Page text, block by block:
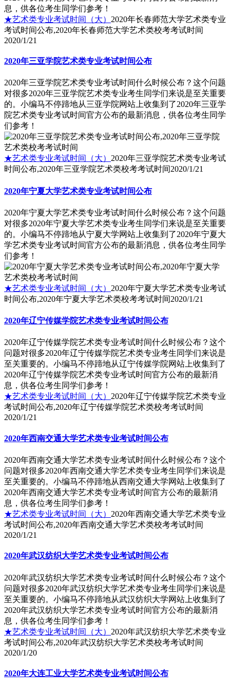
息，供各位考生同学们参考！
★艺术类专业考试时间（大） 2020年长春师范大学艺术类专业
考试时间公布,2020年长春师范大学艺术类校考考试时间
2020/1/21
2020年三亚学院艺术类专业考试时间公布
2020年三亚学院艺术类专业考试时间什么时候公布？这个问题
对很多2020年三亚学院艺术类专业考生同学们来说是至关重要
的。小编马不停蹄地从三亚学院网站上收集到了2020年三亚学
院艺术类专业考试时间官方公布的最新消息，供各位考生同学
们参考！
★艺术类专业考试时间（大） 2020年三亚学院艺术类专业考试
时间公布,2020年三亚学院艺术类校考考试时间2020/1/21
2020年宁夏大学艺术类专业考试时间公布
2020年宁夏大学艺术类专业考试时间什么时候公布？这个问题
对很多2020年宁夏大学艺术类专业考生同学们来说是至关重要
的。小编马不停蹄地从宁夏大学网站上收集到了2020年宁夏大
学艺术类专业考试时间官方公布的最新消息，供各位考生同学
们参考！
★艺术类专业考试时间（大） 2020年宁夏大学艺术类专业考试
时间公布,2020年宁夏大学艺术类校考考试时间2020/1/21
2020年辽宁传媒学院艺术类专业考试时间公布
2020年辽宁传媒学院艺术类专业考试时间什么时候公布？这个
问题对很多2020年辽宁传媒学院艺术类专业考生同学们来说是
至关重要的。小编马不停蹄地从辽宁传媒学院网站上收集到了
2020年辽宁传媒学院艺术类专业考试时间官方公布的最新消
息，供各位考生同学们参考！
★艺术类专业考试时间（大） 2020年辽宁传媒学院艺术类专业
考试时间公布,2020年辽宁传媒学院艺术类校考考试时间
2020/1/21
2020年西南交通大学艺术类专业考试时间公布
2020年西南交通大学艺术类专业考试时间什么时候公布？这个
问题对很多2020年西南交通大学艺术类专业考生同学们来说是
至关重要的。小编马不停蹄地从西南交通大学网站上收集到了
2020年西南交通大学艺术类专业考试时间官方公布的最新消
息，供各位考生同学们参考！
★艺术类专业考试时间（大） 2020年西南交通大学艺术类专业
考试时间公布,2020年西南交通大学艺术类校考考试时间
2020/1/21
2020年武汉纺织大学艺术类专业考试时间公布
2020年武汉纺织大学艺术类专业考试时间什么时候公布？这个
问题对很多2020年武汉纺织大学艺术类专业考生同学们来说是
至关重要的。小编马不停蹄地从武汉纺织大学网站上收集到了
2020年武汉纺织大学艺术类专业考试时间官方公布的最新消
息，供各位考生同学们参考！
★艺术类专业考试时间（大） 2020年武汉纺织大学艺术类专业
考试时间公布,2020年武汉纺织大学艺术类校考考试时间
2020/1/20
2020年大连工业大学艺术类专业考试时间公布